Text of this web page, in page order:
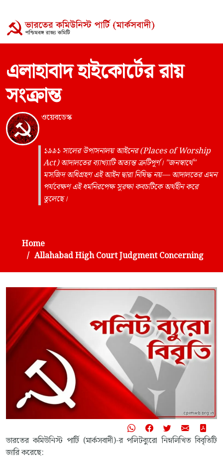
এলাহাবাদ হাইকোর্টের রায়
সংক্রান্ত
ওয়েবডেস্ক
১৯৯১ সালের উপাসনালয় আইনের (Places of Worship
Act) আদালতের ব্যাখ্যাটি অত্যন্ত ত্রুটিপূর্ণ। "জনস্বার্থে"
মসজিদ অধিগ্রহণ এই আইন দ্বারা নিষিদ্ধ নয়— আদালতের এমন
পর্যবেক্ষণ এই ধর্মনিরপেক্ষ সুরক্ষা কবচটিকে অর্থহীন করে
তুলেছে।
Home
Allahabad High Court Judgment Concerning
ভারতের কমিউনিস্ট পার্টি (মার্কসবাদী)-র পলিটব্যুরো নিম্নলিখিত বিবৃতিটি
জারি করেছে: